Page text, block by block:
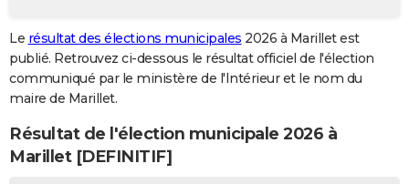
GUIDES D'ACHAT
BONS PLANS
CARTE DE VOEUX
Carte de Noël
Carte Bonne année
Carte Saint-Valentin
Carte Pâques
Carte d'anniversaire
DICTIONNAIRE
Le résultat des élections municipales 2026 à Marillet est
publié. Retrouvez ci-dessous le résultat officiel de l'élection
communiqué par le ministère de l'Intérieur et le nom du
maire de Marillet.
Résultat de l'élection municipale 2026 à
Marillet [DEFINITIF]